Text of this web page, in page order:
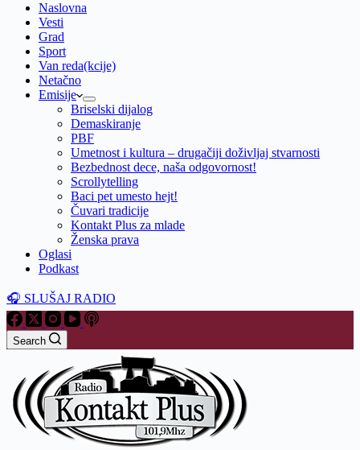
Naslovna
Vesti
Grad
Sport
Van reda(kcije)
Netačno
Emisije
Briselski dijalog
Demaskiranje
PBF
Umetnost i kultura – drugačiji doživljaj stvarnosti
Bezbednost dece, naša odgovornost!
Scrollytelling
Baci pet umesto hejt!
Čuvari tradicije
Kontakt Plus za mlade
Ženska prava
Oglasi
Podkast
🎧 SLUŠAJ RADIO
Search